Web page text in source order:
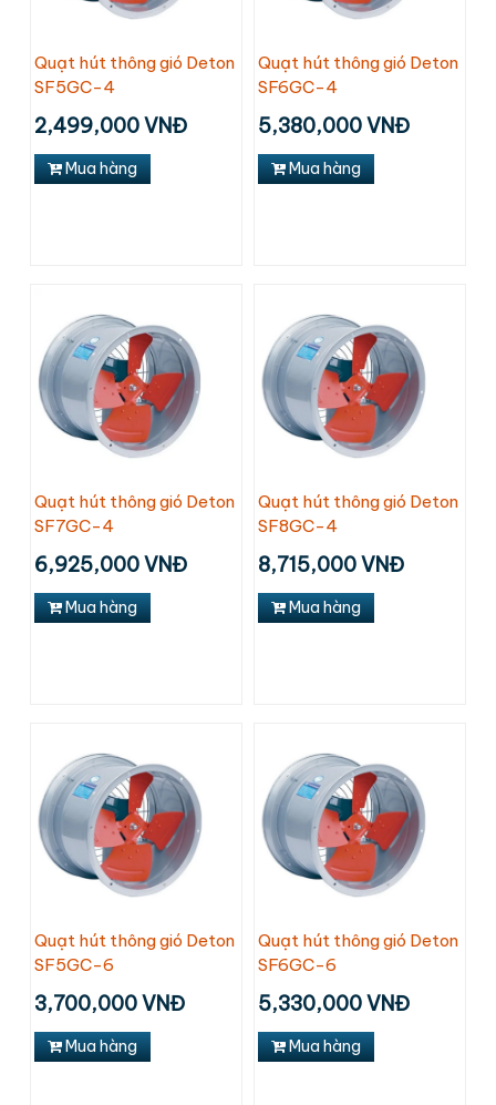
Quạt hút thông gió Deton
SF5GC-4
2,499,000 VNĐ
Mua hàng
Quạt hút thông gió Deton
SF6GC-4
5,380,000 VNĐ
Mua hàng
Quạt hút thông gió Deton
SF7GC-4
6,925,000 VNĐ
Mua hàng
Quạt hút thông gió Deton
SF8GC-4
8,715,000 VNĐ
Mua hàng
Quạt hút thông gió Deton
SF5GC-6
3,700,000 VNĐ
Mua hàng
Quạt hút thông gió Deton
SF6GC-6
5,330,000 VNĐ
Mua hàng